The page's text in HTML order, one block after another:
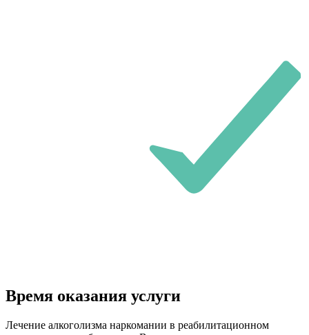
Время оказания услуги
Лечение алкоголизма наркомании в реабилитационном